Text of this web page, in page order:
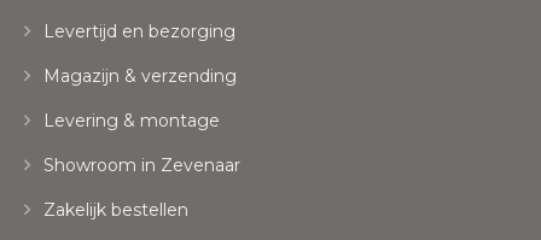
Levertijd en bezorging
Magazijn & verzending
Levering & montage
Showroom in Zevenaar
Zakelijk bestellen